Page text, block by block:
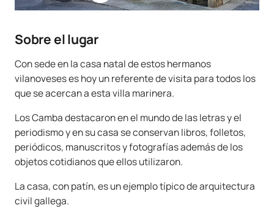
Sobre el lugar
Con sede en la casa natal de estos hermanos
vilanoveses es hoy un referente de visita para todos los
que se acercan a esta villa marinera.
Los Camba destacaron en el mundo de las letras y el
periodismo y en su casa se conservan libros, folletos,
periódicos, manuscritos y fotografías además de los
objetos cotidianos que ellos utilizaron.
La casa, con patín, es un ejemplo típico de arquitectura
civil gallega.